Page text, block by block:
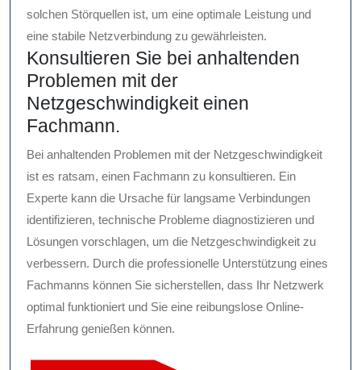
solchen Störquellen ist, um eine optimale Leistung und
eine stabile Netzverbindung zu gewährleisten.
Konsultieren Sie bei anhaltenden
Problemen mit der
Netzgeschwindigkeit einen
Fachmann.
Bei anhaltenden Problemen mit der Netzgeschwindigkeit
ist es ratsam, einen Fachmann zu konsultieren. Ein
Experte kann die Ursache für langsame Verbindungen
identifizieren, technische Probleme diagnostizieren und
Lösungen vorschlagen, um die Netzgeschwindigkeit zu
verbessern. Durch die professionelle Unterstützung eines
Fachmanns können Sie sicherstellen, dass Ihr Netzwerk
optimal funktioniert und Sie eine reibungslose Online-
Erfahrung genießen können.